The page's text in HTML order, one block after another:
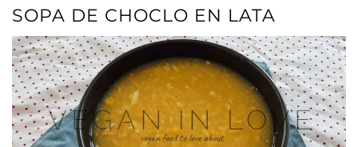
SOPA DE CHOCLO EN LATA